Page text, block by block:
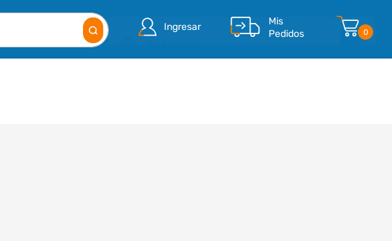
Ingresar
Mis
Pedidos
0